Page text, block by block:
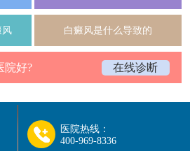
风 白癜风是什么导致的
院好? 在线诊断
医院热线：
400-969-8336